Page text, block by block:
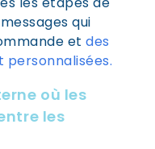
qui
etdes
personnalisées.
où les
les